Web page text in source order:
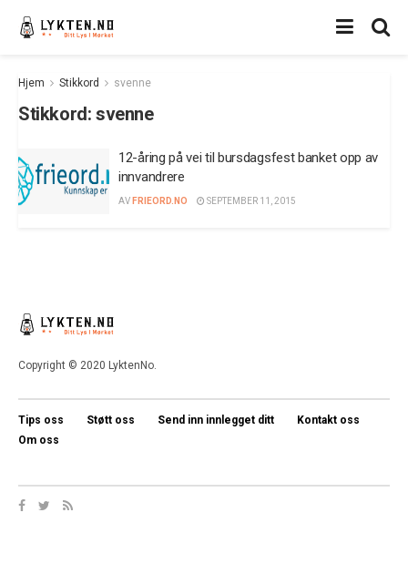
Hjem Stikkord svenne
Stikkord: svenne
12-åring på vei til bursdagsfest banket opp av
innvandrere
AV FRIEORD.NO SEPTEMBER 11, 2015
Copyright © 2020 LyktenNo.
Tips oss Støtt oss Send inn innlegget ditt
Kontakt oss
Om oss